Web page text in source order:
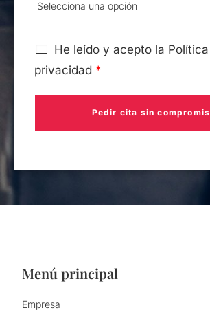
He leído y acepto la
privacidad *
Pedir cita sin
Menú principal
Empresa